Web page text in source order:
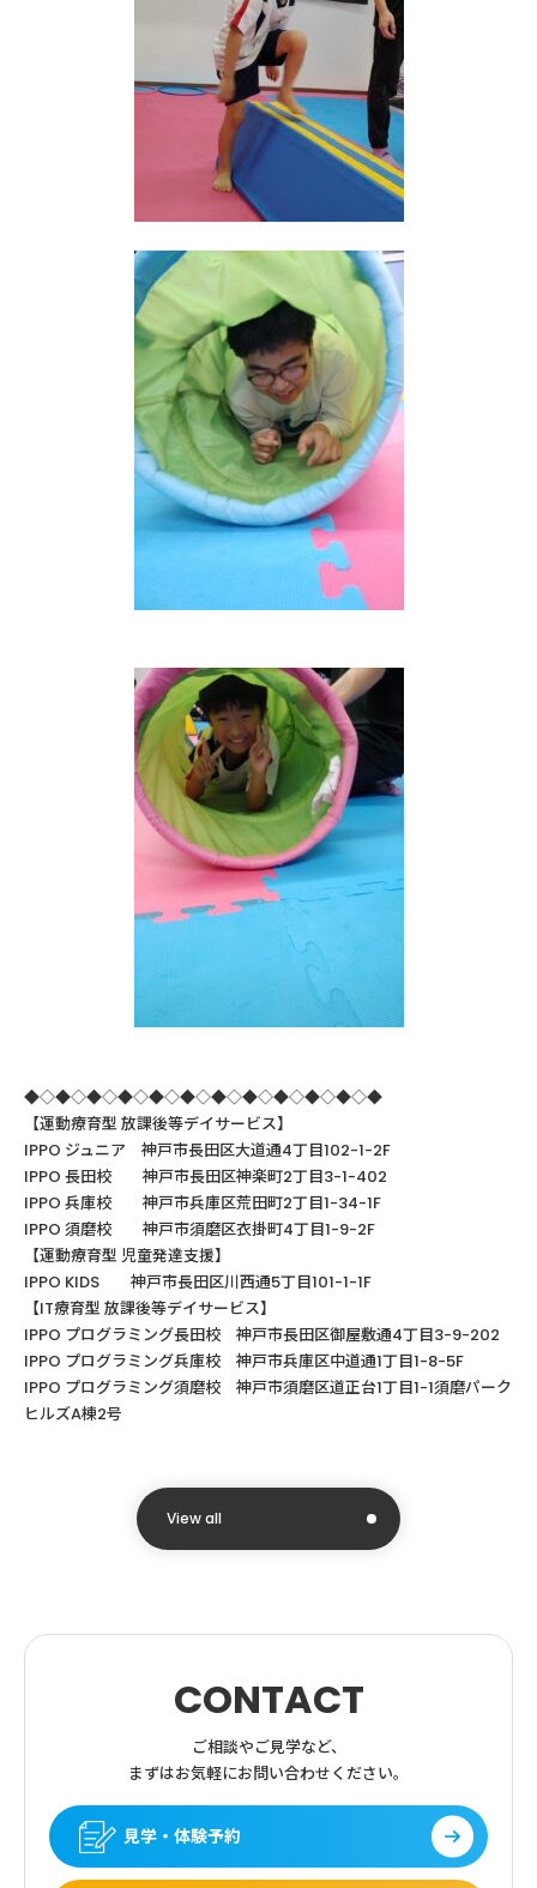
◆◇◆◇◆◇◆◇◆◇◆◇◆◇◆◇◆◇◆◇◆◇◆
【運動療育型放課後等デイサービス】
IPPO ジュニア 神戸市長田区大道通4丁目102-1-2F
IPPO 長田校 神戸市長田区神楽町2丁目3-1-402
IPPO 兵庫校 神戸市兵庫区荒田町2丁目1-34-1F
IPPO 須磨校 神戸市須磨区衣掛町4丁目1-9-2F
【運動療育型児童発達支援】
IPPO KIDS 神戸市長田区川西通5丁目101-1-1F
【IT療育型放課後等デイサービス】
IPPO プログラミング長田校 神戸市長田区御屋敷通4丁目3-9-202
IPPO プログラミング兵庫校 神戸市兵庫区中道通1丁目1-8-5F
IPPO プログラミング須磨校 神戸市須磨区道正台1丁目1-1須磨パーク
ヒルズA棟2号
View all
CONTACT
ご相談やご見学など、
まずはお気軽にお問い合わせください。
見学・体験予約